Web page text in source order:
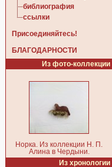
библиография
ссылки
Присоединяйтесь!
БЛАГОДАРНОСТИ
Из фото-коллекции
Норка. Из коллекции Н. П.
Алина в Чердыни.
Из хронологии